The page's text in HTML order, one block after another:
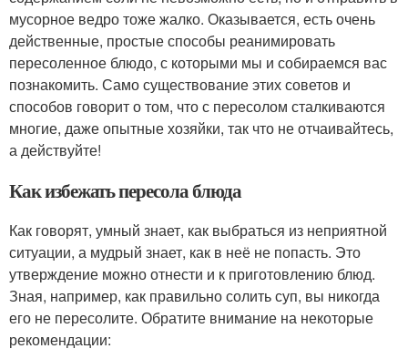
мусорное ведро тоже жалко. Оказывается, есть очень
действенные, простые способы реанимировать
пересоленное блюдо, с которыми мы и собираемся вас
познакомить. Само существование этих советов и
способов говорит о том, что с пересолом сталкиваются
многие, даже опытные хозяйки, так что не отчаивайтесь,
а действуйте!
Как избежать пересола блюда
Как говорят, умный знает, как выбраться из неприятной
ситуации, а мудрый знает, как в неё не попасть. Это
утверждение можно отнести и к приготовлению блюд.
Зная, например, как правильно солить суп, вы никогда
его не пересолите. Обратите внимание на некоторые
рекомендации: